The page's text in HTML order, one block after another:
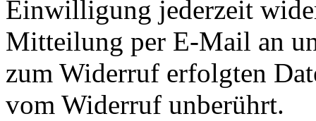
Einwilligung jederzeit
Mitteilung per E-Mail an
zum Widerruf erfolgten
vom Widerruf unberührt.